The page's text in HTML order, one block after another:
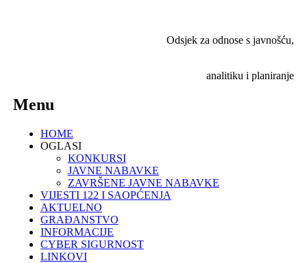
Odsjek za odnose s javnošću,
analitiku i planiranje
Menu
HOME
OGLASI
KONKURSI
JAVNE NABAVKE
ZAVRŠENE JAVNE NABAVKE
VIJESTI 122 I SAOPĆENJA
AKTUELNO
GRAĐANSTVO
INFORMACIJE
CYBER SIGURNOST
LINKOVI